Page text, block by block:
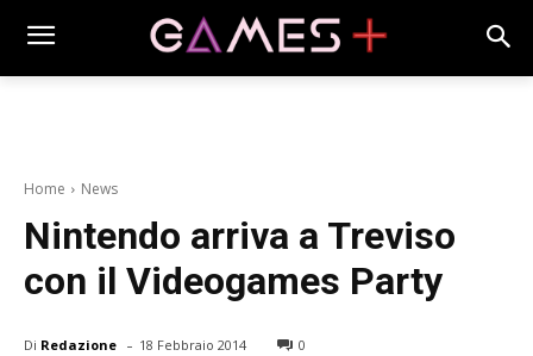
Home News
Nintendo arriva a Treviso
con il Videogames Party
Di Redazione - 18 Febbraio 2014 0